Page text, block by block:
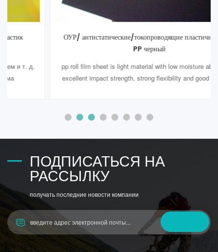
ОУР/ антистатические/токопроводящие пластичный лист
pp roll film sheet is light material with low moisture absorption,
excellent impact strength, strong flexibility and good electrical
offer significant resistance to any chemical or acid. It's easy to
ПОДПИСАТЬСЯ НА
РАССЫЛКУ
получать последние новости компании